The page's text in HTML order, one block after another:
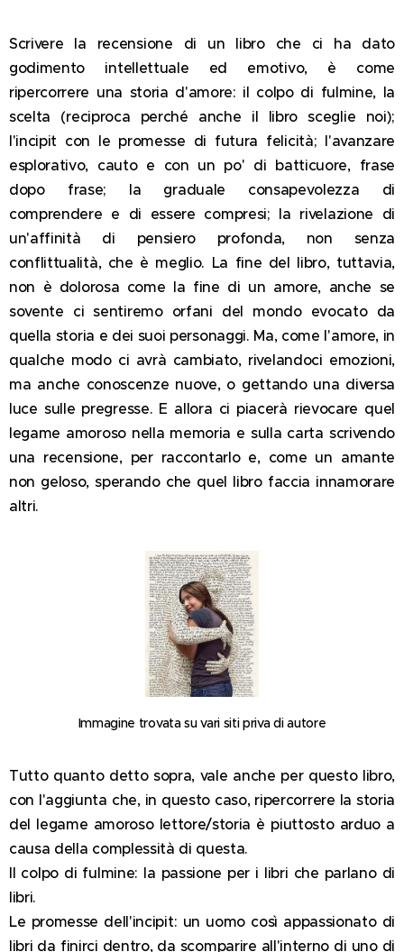
Scrivere la recensione di un libro che ci ha dato
godimento intellettuale ed emotivo, è come
ripercorrere una storia d'amore: il colpo di fulmine, la
scelta (reciproca perché anche il libro sceglie noi);
l'incipit con le promesse di futura felicità; l'avanzare
esplorativo, cauto e con un po' di batticuore, frase
dopo frase; la graduale consapevolezza di
comprendere e di essere compresi; la rivelazione di
un'affinità di pensiero profonda, non senza
conflittualità, che è meglio. La fine del libro, tuttavia,
non è dolorosa come la fine di un amore, anche se
sovente ci sentiremo orfani del mondo evocato da
quella storia e dei suoi personaggi. Ma, come l'amore, in
qualche modo ci avrà cambiato, rivelandoci emozioni,
ma anche conoscenze nuove, o gettando una diversa
luce sulle pregresse. E allora ci piacerà rievocare quel
legame amoroso nella memoria e sulla carta scrivendo
una recensione, per raccontarlo e, come un amante
non geloso, sperando che quel libro faccia innamorare
altri.
Immagine trovata su vari siti priva di autore
Tutto quanto detto sopra, vale anche per questo libro,
con l'aggiunta che, in questo caso, ripercorrere la storia
del legame amoroso lettore/storia è piuttosto arduo a
causa della complessità di questa.
Il colpo di fulmine: la passione per i libri che parlano di
libri.
Le promesse dell'incipit: un uomo così appassionato di
libri da finirci dentro, da scomparire all'interno di uno di